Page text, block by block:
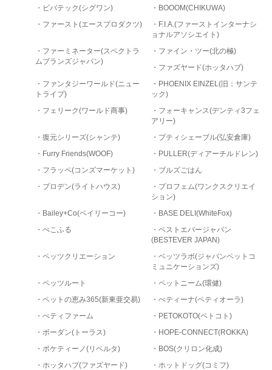
・ビバテック(シグワン) ・BOOOM(CHIKUWA)
・ファースト(エースプロダクツ)
・F.I.A.(ファーストインターナシ
ョナルアソシエイト)
・ファーミネーター(スペクトラ
ムブランズジャパン)
・ファイン・ツー(北の極)
・ファズヤード(ホッタハブ)
・ファンタジーワールド(ニュー
トライプ)
・PHOENIX EINZEL(旧：サンテ
ック)
・フェリーク(ワールド商事)
・フォーキャンス(デンティ3フェ
アリー)
・復元シリーズ(シャンテ) ・プティシェーブル(弘安倉庫)
・Furry Friends(WOOF) ・PULLER(ディアーチルドレン)
・フラッペ(コンズマーケット) ・ブルズごはん
・プロデン(ライトハウス)
・プロフェム(ワンクスクリエイ
ション)
・Bailey+Co(ベイリーコー) ・BASE DELI(WhiteFox)
・ぺこふる
・ベストエバージャパン
(BESTEVER JAPAN)
・ペッツクリエーション
・ベッツラボ(ジャパンペットコ
ミュニケーションズ)
・ペッツルート ・ペットニーム(環健)
・ペットの恵み365(新東亜交易) ・ぺティーナ(ペティオーラ)
・ぺティファーム ・PETOKOTO(ペトコト)
・ボーダン(トーラス) ・HOPE-CONNECT(ROKKA)
・ポケティーノ(リベルタ) ・BOS(クリロン化成)
・ホッタハブ(ファズヤード) ・ホットドッグ(コミフ)